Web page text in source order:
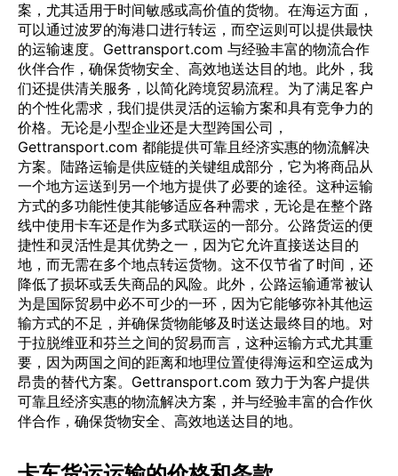
案，尤其适用于时间敏感或高价值的货物。在海运方面，
可以通过波罗的海港口进行转运，而空运则可以提供最快
的运输速度。Gettransport.com 与经验丰富的物流合作
伙伴合作，确保货物安全、高效地送达目的地。此外，我
们还提供清关服务，以简化跨境贸易流程。为了满足客户
的个性化需求，我们提供灵活的运输方案和具有竞争力的
价格。无论是小型企业还是大型跨国公司，
Gettransport.com 都能提供可靠且经济实惠的物流解决
方案。陆路运输是供应链的关键组成部分，它为将商品从
一个地方运送到另一个地方提供了必要的途径。这种运输
方式的多功能性使其能够适应各种需求，无论是在整个路
线中使用卡车还是作为多式联运的一部分。公路货运的便
捷性和灵活性是其优势之一，因为它允许直接送达目的
地，而无需在多个地点转运货物。这不仅节省了时间，还
降低了损坏或丢失商品的风险。此外，公路运输通常被认
为是国际贸易中必不可少的一环，因为它能够弥补其他运
输方式的不足，并确保货物能够及时送达最终目的地。对
于拉脱维亚和芬兰之间的贸易而言，这种运输方式尤其重
要，因为两国之间的距离和地理位置使得海运和空运成为
昂贵的替代方案。Gettransport.com 致力于为客户提供
可靠且经济实惠的物流解决方案，并与经验丰富的合作伙
伴合作，确保货物安全、高效地送达目的地。